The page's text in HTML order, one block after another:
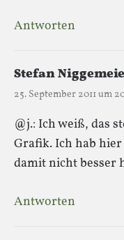
Antworten
Stefan
25. September 2011 um
@j.: Ich weiß, das
Grafik. Ich hab
damit nicht besser
Antworten